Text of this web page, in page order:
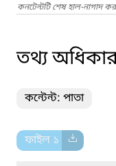
কনটেন্টটি শেষ হাল-নাগাদ
তথ্য
কন্টেন্ট: পাতা
ফাইল ১